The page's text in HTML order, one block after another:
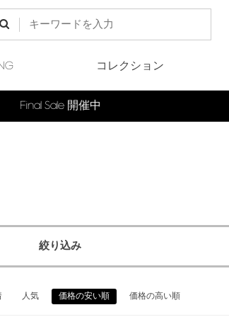
コレクション
Final Sale 開催中
絞り込み
人気 価格の安い順 価格の高い順